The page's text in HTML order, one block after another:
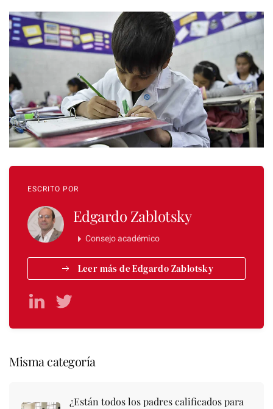
ESCRITO POR
Edgardo Zablotsky
Consejo académico
Leer más de Edgardo Zablotsky
Misma categoría
¿Están todos los padres calificados para